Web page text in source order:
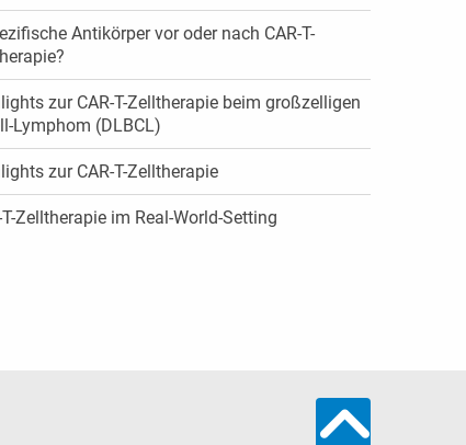
Antikörper vor oder nach CAR-T-
zur CAR-T-Zelltherapie beim großzelligen
Lymphom (DLBCL)
zur CAR-T-Zelltherapie
T-Zelltherapie im Real-World-Setting